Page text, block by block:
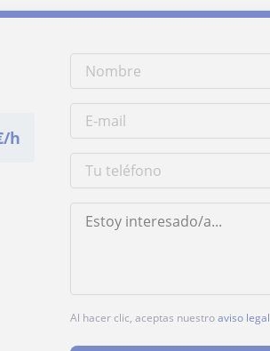
h
Al hacer clic, aceptas nuestroaviso legal